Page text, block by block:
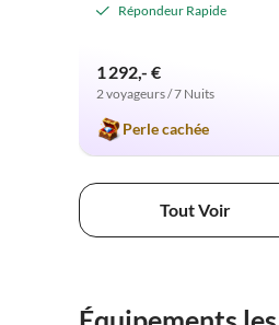
Répondeur Rapide
1 292,- €
2 voyageurs / 7 Nuits
Perle cachée
Tout Voir